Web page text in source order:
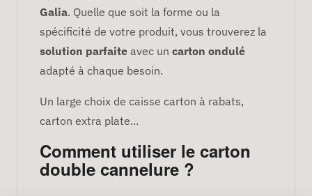
Galia. Quelle que soit la forme ou la
spécificité de votre produit, vous trouverez la
solution parfaite avec un carton ondulé
adapté à chaque besoin.
Un large choix de caisse carton à rabats,
carton extra plate...
Comment utiliser le carton
double cannelure ?